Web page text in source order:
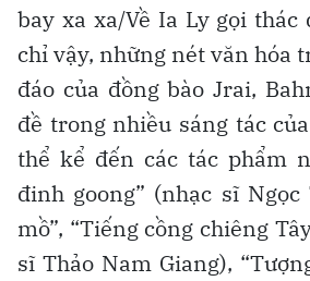
bay xa xa/Về Ia Ly gọi thác
chỉ vậy, những nét văn hóa
đáo của đồng bào Jrai,
đề trong nhiều sáng tác
thể kể đến các tác phẩm
đinh goong” (nhạc sĩ Ngọc
mồ”, “Tiếng cồng chiêng
sĩ Thảo Nam Giang),